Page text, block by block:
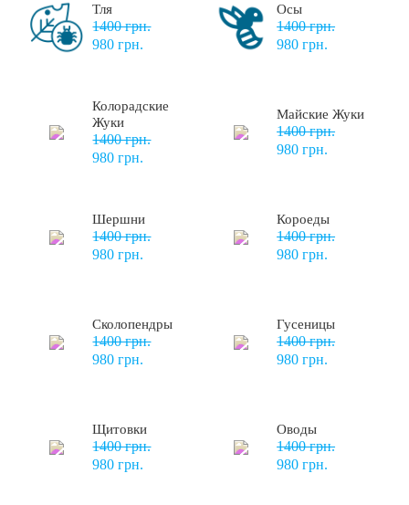
Тля
1400 грн.
980 грн.
Осы
1400 грн.
980 грн.
Колорадские
Жуки
1400 грн.
980 грн.
Майские Жуки
1400 грн.
980 грн.
Шершни
1400 грн.
980 грн.
Короеды
1400 грн.
980 грн.
Сколопендры
1400 грн.
980 грн.
Гусеницы
1400 грн.
980 грн.
Щитовки
1400 грн.
980 грн.
Оводы
1400 грн.
980 грн.